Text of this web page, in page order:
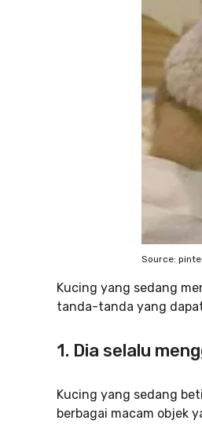
Source:
Kucing yang sedang
tanda-tanda yang
1. Dia selalu
Kucing yang sedang
berbagai macam objek